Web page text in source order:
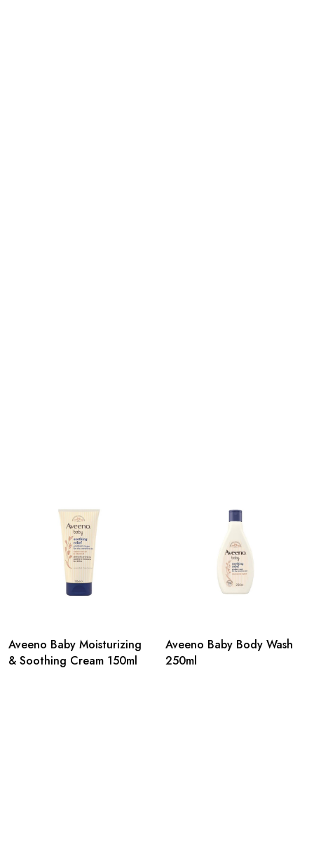
Aveeno Baby Moisturizing
& Soothing Cream 150ml
Aveeno Baby Body Wash
250ml